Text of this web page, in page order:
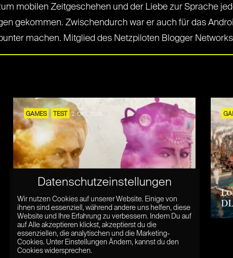
mobilen Zeitgeschehen und der Liebe zur Sprache
gekommen. Zwischendurch war er auch für das
machen. Mitglied des Netzpiloten Blogger
GAMES TEST 2. OKT. 2024
Lohnt sich Ara History Untold? Im
Test kein Civ-Killer
Datenschutzeinstellungen
Wir nutzen Cookies auf unserer Website. Einige von
ihnen sind essenziell, während andere uns helfen, diese
Website und Ihre Erfahrung zu verbessern. Indem Du auf
auf Alle akzeptieren klickst, akzeptierst du die
essenziellen, die analytischen und die Marketing-
Cookies. Unter Einstellungen Ändern, kannst du den
Cookies widersprechen.